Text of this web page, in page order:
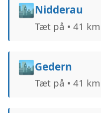
🏙️Nidderau
Tæt på • 41 km
🏙️Gedern
Tæt på • 41 km